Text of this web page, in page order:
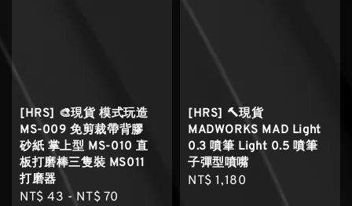
[HRS] 🎨現貨 模式玩造
MS-009 免剪裁帶背膠
砂紙 掌上型 MS-010 直
板打磨棒三隻裝 MS011
打磨器
Regular
NT$ 43 - NT$ 70
[HRS] 🔨現貨
MADWORKS MAD Light
0.3 噴筆 Light 0.5 噴筆
子彈型噴嘴
Regular
NT$ 1,180